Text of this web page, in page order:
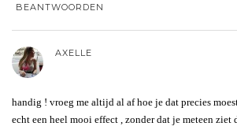
BEANTWOORDEN
AXELLE
handig ! vroeg me altijd al af hoe je dat precies
echt een heel mooi effect , zonder dat je meteen ziet